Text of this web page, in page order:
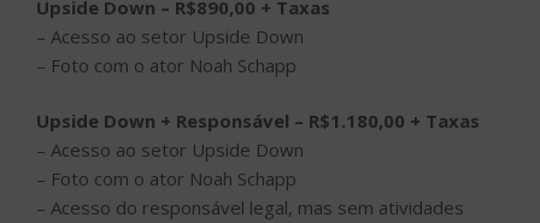
Upside Down – R$890,00 + Taxas
– Acesso ao setor Upside Down
– Foto com o ator Noah Schapp
Upside Down + Responsável – R$1.180,00 + Taxas
– Acesso ao setor Upside Down
– Foto com o ator Noah Schapp
– Acesso do responsável legal, mas sem atividades